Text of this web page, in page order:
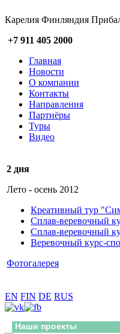
Карелия Финляндия
+7 911 405 2000
Главная
Новости
О компании
Контакты
Направления
Партнёры
Туры
Видео
2 дня
Лето - осень 2012
Креативный тур
Сплав-веревочный
Сплав-веревочный
Веревочный курс-
Фотогалерея
EN FIN DE RUS
Наши проекты